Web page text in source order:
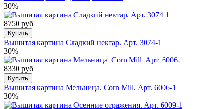
30%
8750 руб
Купить
Вышитая картина Сладкий нектар. Арт. 3074-1
30%
8330 руб
Купить
Вышитая картина Мельница. Corn Mill. Арт. 6006-1
30%